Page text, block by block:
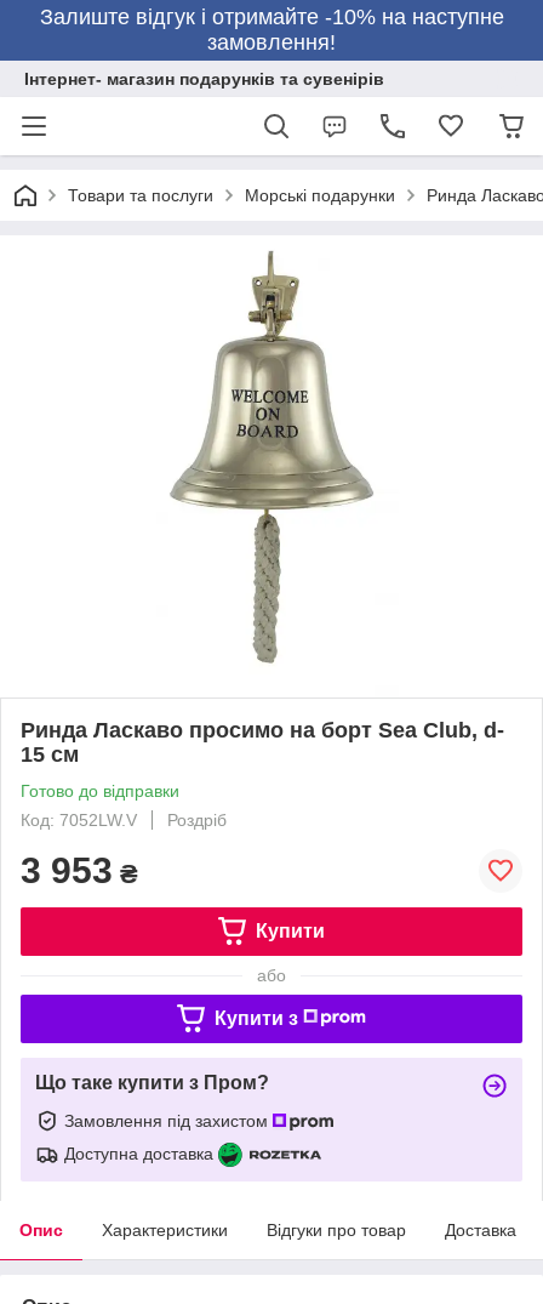
Залиште відгук і отримайте -10% на наступне
замовлення!
Інтернет- магазин подарунків та сувенірів
Товари та послуги Морські подарунки Ринда
Ринда Ласкаво просимо на борт Sea Club, d-
15 см
Готово до відправки
Код: 7052LW.V
Роздріб
3 953 ₴
Купити
або
Купити з
Що таке купити з Пром?
Замовлення під захистом
Доступна доставка
Опис Характеристики Відгуки про товар Доставка